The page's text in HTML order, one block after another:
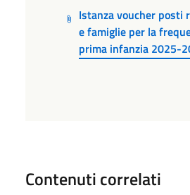
Istanza voucher posti
e famiglie per la
prima infanzia 2025-
Contenuti correlati